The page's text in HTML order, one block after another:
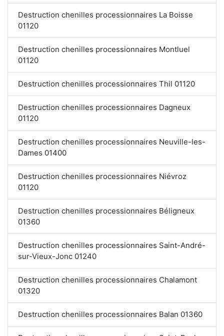
Destruction chenilles processionnaires La Boisse
01120
Destruction chenilles processionnaires Montluel
01120
Destruction chenilles processionnaires Thil 01120
Destruction chenilles processionnaires Dagneux
01120
Destruction chenilles processionnaires Neuville-les-
Dames 01400
Destruction chenilles processionnaires Niévroz
01120
Destruction chenilles processionnaires Béligneux
01360
Destruction chenilles processionnaires Saint-André-
sur-Vieux-Jonc 01240
Destruction chenilles processionnaires Chalamont
01320
Destruction chenilles processionnaires Balan 01360